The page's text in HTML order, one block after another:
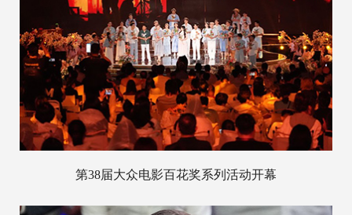
第38届大众电影百花奖系列活动开幕